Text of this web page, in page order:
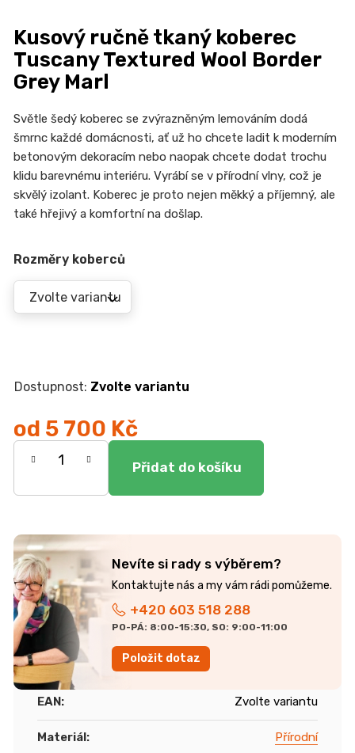
Kusový ručně tkaný koberec
Tuscany Textured Wool Border
Grey Marl
Světle šedý koberec se zvýrazněným lemováním dodá
šmrnc každé domácnosti, ať už ho chcete ladit k moderním
betonovým dekoracím nebo naopak chcete dodat trochu
klidu barevnému interiéru. Vyrábí se v přírodní vlny, což je
skvělý izolant. Koberec je proto nejen měkký a příjemný, ale
také hřejivý a komfortní na došlap.
Rozměry koberců
Zvolte variantu
od 5 700 Kč
Měrná
EAN: Zvolte variantu
Materiál: Přírodní
Nevíte si rady s výběrem?
+420 603 518 288
PO-PÁ: 8:00-15:30, SO: 9:00-11:00
Položit dotaz
20